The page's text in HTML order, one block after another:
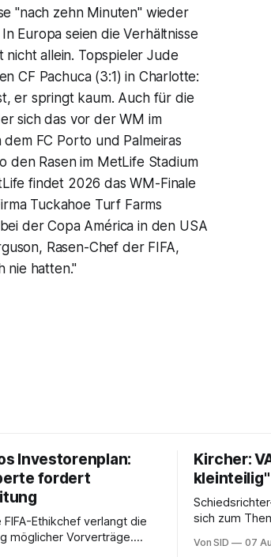
"nach zehn Minuten" wieder
Europa seien die Verhältnisse
nicht allein. Topspieler Jude
CF Pachuca (3:1) in Charlotte:
er springt kaum. Auch für die
sich das vor der WM im
FC Porto und Palmeiras
den Rasen im MetLife Stadium
findet 2026 das WM-Finale
Tuckahoe Turf Farms
der Copa América in den USA
Rasen-Chef der FIFA,
nie hatten."
Investorenplan:
fordert
FIFA-Ethikchef verlangt die
möglicher Vorverträge.
Kircher:
sich zum
Von SID 07